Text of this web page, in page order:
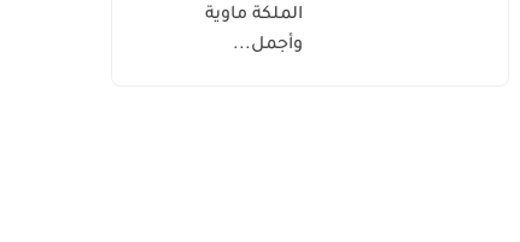
الملكة ماوية
وأجمل...